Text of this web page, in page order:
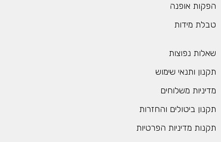
אופנה
מידות
נפוצות
ותנאי שימוש
משלוחים
ביטולים והחזרות
מדיניות הפרטיות